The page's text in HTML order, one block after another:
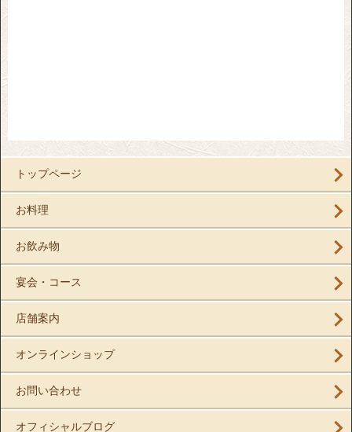
トップページ
お料理
お飲み物
宴会・コース
店舗案内
オンラインショップ
お問い合わせ
オフィシャルブログ